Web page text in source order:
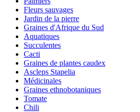
Fleurs sauvages
Jardin de la pierre
Graines d'Afrique du Sud
Aquatiques
Succulentes
Cacti
Graines de plantes caudex
Ascleps Stapelia
Médicinales
Graines ethnobotaniques
Tomate
Chili